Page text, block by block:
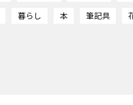
暮らし 本 筆記具